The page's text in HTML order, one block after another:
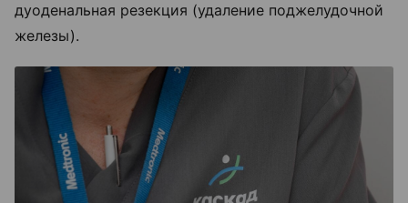
дуоденальная резекция (удаление поджелудочной
железы).